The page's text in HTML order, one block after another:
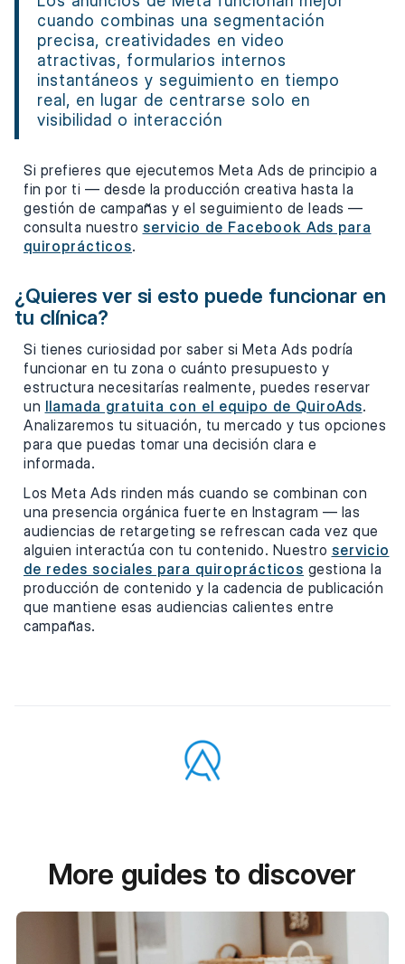
cuando combinas una segmentación
precisa, creatividades en video
atractivas, formularios internos
instantáneos y seguimiento en tiempo
real, en lugar de centrarse solo en
visibilidad o interacción
Si prefieres que ejecutemos Meta Ads de principio a
fin por ti — desde la producción creativa hasta la
gestión de campañas y el seguimiento de leads —
consulta nuestro servicio de Facebook Ads para
quiroprácticos.
¿Quieres ver si esto puede funcionar en
tu clínica?
Si tienes curiosidad por saber si Meta Ads podría
funcionar en tu zona o cuánto presupuesto y
estructura necesitarías realmente, puedes reservar
un llamada gratuita con el equipo de QuiroAds.
Analizaremos tu situación, tu mercado y tus opciones
para que puedas tomar una decisión clara e
informada.
Los Meta Ads rinden más cuando se combinan con
una presencia orgánica fuerte en Instagram — las
audiencias de retargeting se refrescan cada vez que
alguien interactúa con tu contenido. Nuestro servicio
de redes sociales para quiroprácticos gestiona la
producción de contenido y la cadencia de publicación
que mantiene esas audiencias calientes entre
campañas.
More guides to discover